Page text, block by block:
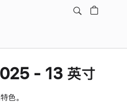
- 13 英寸
色。